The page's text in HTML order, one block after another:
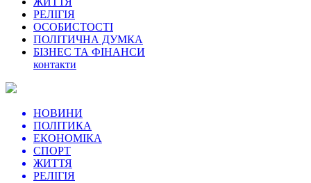
РЕЛІГІЯ
ОСОБИСТОСТІ
ПОЛІТИЧНА ДУМКА
БІЗНЕС ТА ФІНАНСИ
контакти
НОВИНИ
ПОЛІТИКА
ЕКОНОМІКА
СПОРТ
ЖИТТЯ
РЕЛІГІЯ